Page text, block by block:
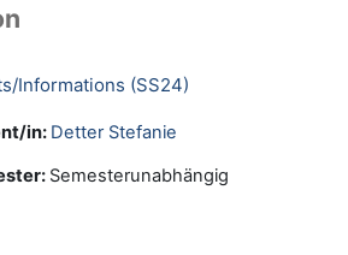
Informations (SS24)
in: Detter Stefanie
: Semesterunabhängig